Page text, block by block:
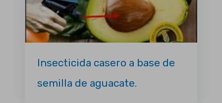
Insecticida casero a base de
semilla de aguacate.